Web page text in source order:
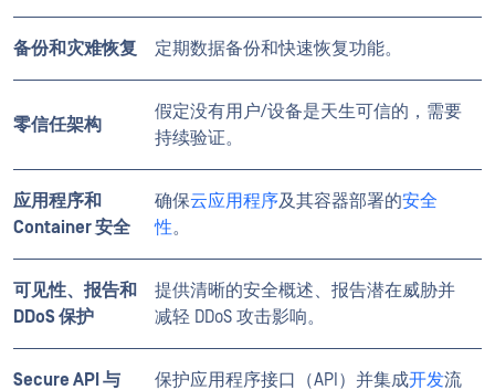
备份和灾难恢复 定期数据备份和快速恢复功能。
零信任架构
假定没有用户/设备是天生可信的，需要
持续验证。
应用程序和
Container 安全
确保云应用程序及其容器部署的安全
性。
可见性、报告和
DDoS 保护
提供清晰的安全概述、报告潜在威胁并
减轻 DDoS 攻击影响。
Secure API 与
保护应用程序接口（API）并集成开发流